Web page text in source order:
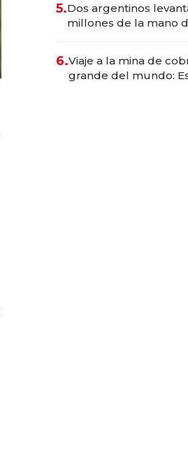
transformadoras
5.Dos argentinos
millones de la mano
6.Viaje a la mina de
grande del mundo: